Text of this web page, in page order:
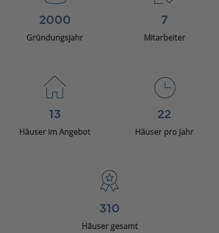
2000
Gründungsjahr
7
Mitarbeiter
13
Häuser im Angebot
22
Häuser pro Jahr
310
Häuser gesamt